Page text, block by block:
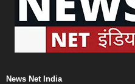
News Net India